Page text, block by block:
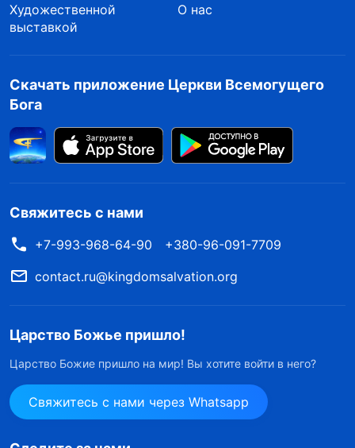
Художественной
выставкой
О нас
Скачать приложение Церкви Всемогущего
Бога
Свяжитесь с нами
+7-993-968-64-90
+380-96-091-7709
contact.ru@kingdomsalvation.org
Царство Божье пришло!
Царство Божие пришло на мир! Вы хотите войти в него?
Свяжитесь с нами через Whatsapp